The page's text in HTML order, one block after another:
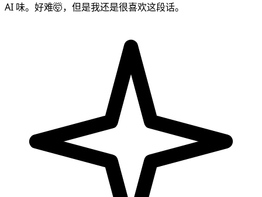
AI 味。好难🤯，但是我还是很喜欢这段话。